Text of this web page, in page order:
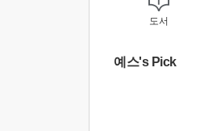
도서
예스's Pick